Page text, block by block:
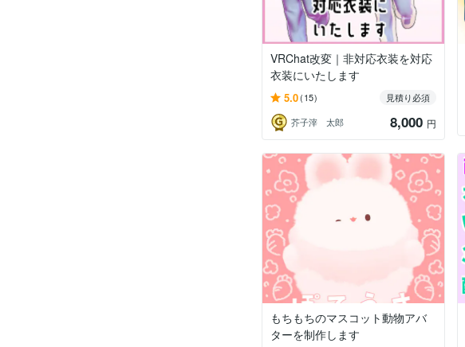
VRChat改変｜非対応衣装を対応
衣装にいたします
5.0(15)
見積り必須
芥子滓 太郎
8,000 円
もちもちのマスコット動物アバ
ターを制作します